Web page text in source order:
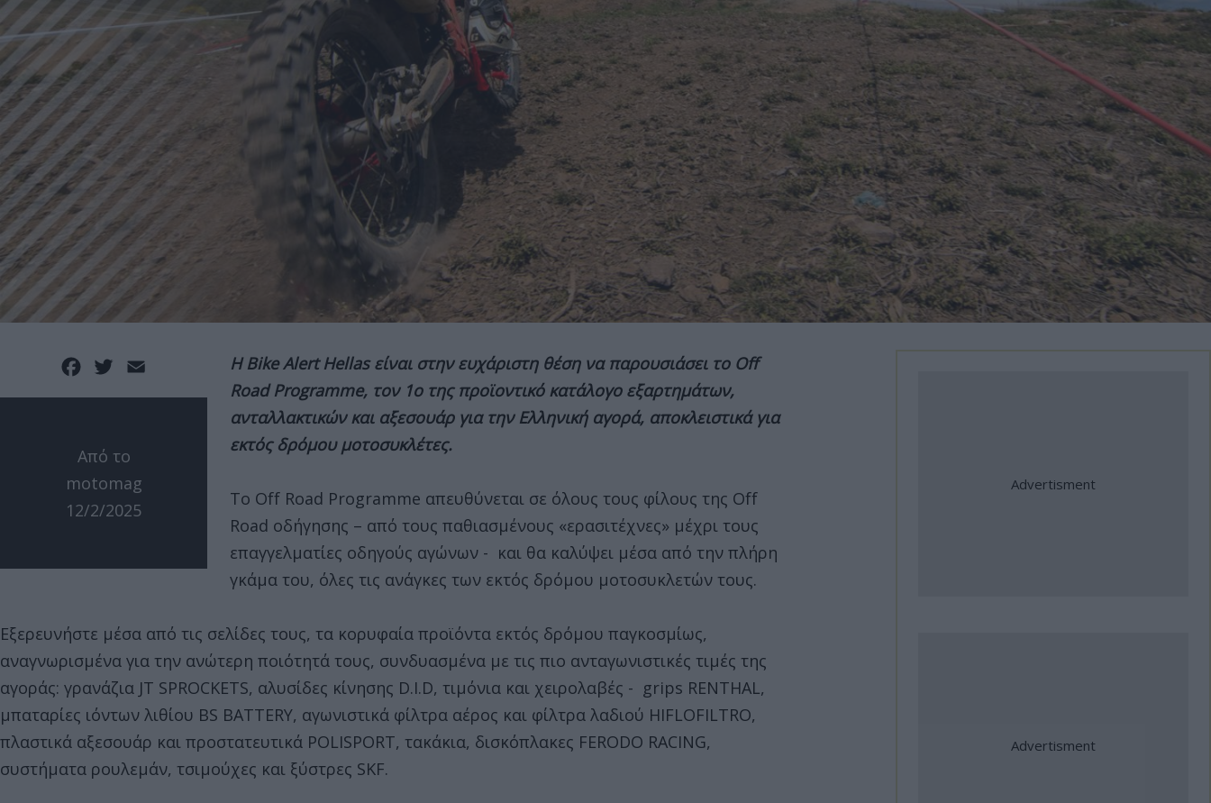
Facebook
Twitter
Από το
motomag
12/2/2025
H Βike Αlert Hellas είναι στην ευχάριστη θέση να παρουσιάσει το Off
Road Programme, τον 1ο της προϊοντικό κατάλογο εξαρτημάτων,
ανταλλακτικών και αξεσουάρ για την Ελληνική αγορά, αποκλειστικά για
εκτός δρόμου μοτοσυκλέτες.
Το Off Road Programme απευθύνεται σε όλους τους φίλους της Off
Road οδήγησης – από τους παθιασμένους «ερασιτέχνες» μέχρι τους
επαγγελματίες οδηγούς αγώνων - και θα καλύψει μέσα από την πλήρη
γκάμα του, όλες τις ανάγκες των εκτός δρόμου μοτοσυκλετών τους.
Εξερευνήστε μέσα από τις σελίδες τους, τα κορυφαία προϊόντα εκτός δρόμου παγκοσμίως,
αναγνωρισμένα για την ανώτερη ποιότητά τους, συνδυασμένα με τις πιο ανταγωνιστικές τιμές της
αγοράς: γρανάζια JT SPROCKETS, αλυσίδες κίνησης D.I.D, τιμόνια και χειρολαβές - grips RENTHAL,
μπαταρίες ιόντων λιθίου BS BATTERY, αγωνιστικά φίλτρα αέρος και φίλτρα λαδιού HIFLOFILTRO,
πλαστικά αξεσουάρ και προστατευτικά POLISPORT, τακάκια, δισκόπλακες FERODO RACING,
συστήματα ρουλεμάν, τσιμούχες και ξύστρες SKF.